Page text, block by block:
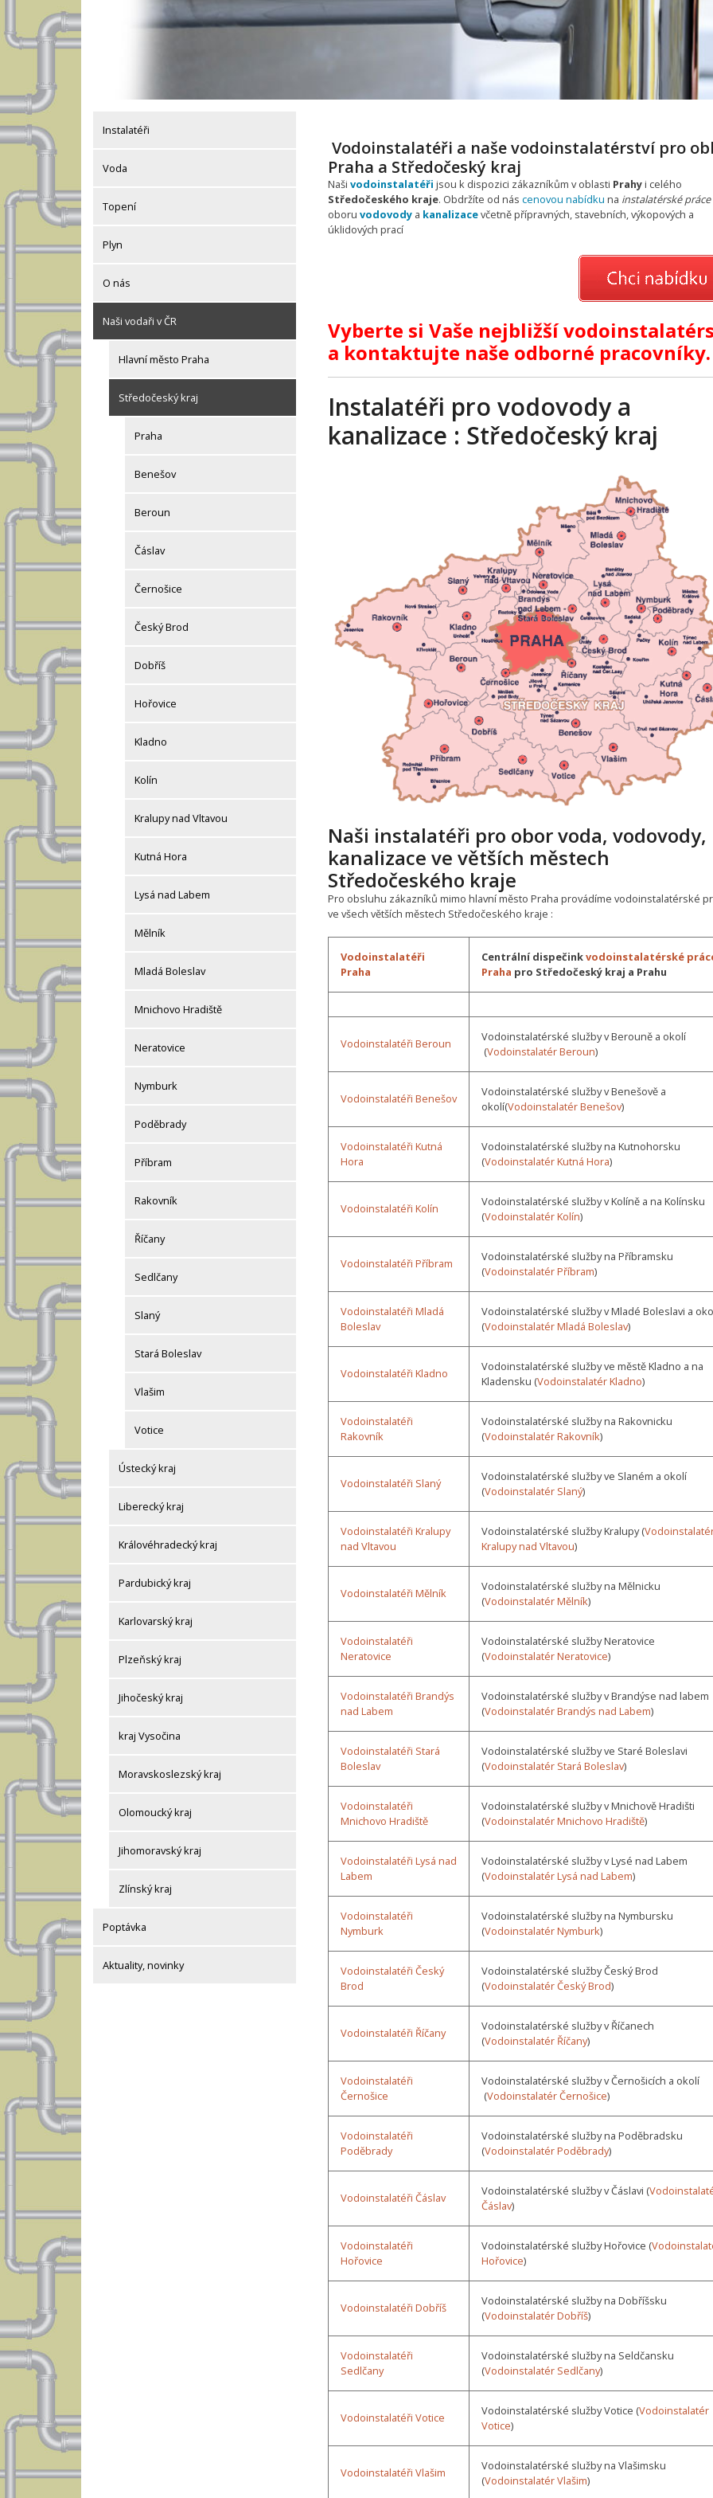
Instalatéři
Voda
Topení
Plyn
O nás
Naši vodaři v ČR
Hlavní město Praha
Středočeský kraj
Praha
Benešov
Beroun
Čáslav
Černošice
Český Brod
Dobříš
Hořovice
Kladno
Kolín
Kralupy nad Vltavou
Kutná Hora
Lysá nad Labem
Mělník
Mladá Boleslav
Mnichovo Hradiště
Neratovice
Nymburk
Poděbrady
Příbram
Rakovník
Říčany
Sedlčany
Slaný
Stará Boleslav
Vlašim
Votice
Ústecký kraj
Liberecký kraj
Královéhradecký kraj
Pardubický kraj
Karlovarský kraj
Plzeňský kraj
Jihočeský kraj
kraj Vysočina
Moravskoslezský kraj
Olomoucký kraj
Jihomoravský kraj
Zlínský kraj
Poptávka
Aktuality, novinky
Vodoinstalatéři a naše vodoinstalatérství pro
Praha a Středočeský kraj
Naši vodoinstalatéři jsou k dispozici zákazníkům v oblasti Prahyi celého
Středočeského kraje. Obdržíte od nás cenovou nabídku na instalatérské práce
oboru vodovody a kanalizacevčetně přípravných, stavebních, výkopových a
úklidových prací
Vyberte si Vaše nejbližší
a kontaktujte naše odborné pracovníky.
Instalatéři pro vodovody a
kanalizace : Středočeský kraj
Naši instalatéři pro obor voda, vodovody,
kanalizace ve větších městech
Středočeského kraje
Pro obsluhu zákazníků mimo hlavní město Praha provádíme vodoinstalatérské
ve všech větších městech Středočeského kraje :
Vodoinstalatéři
Praha
Centrální dispečinkvodoinstalatérské
Praha pro Středočeský kraj a Prahu
Vodoinstalatéři Beroun
Vodoinstalatérské služby v Berouně a okolí
(Vodoinstalatér Beroun)
Vodoinstalatéři Benešov
Vodoinstalatérské služby v Benešově a
okolí(Vodoinstalatér Benešov)
Vodoinstalatéři Kutná
Hora
Vodoinstalatérské služby na Kutnohorsku
(Vodoinstalatér Kutná Hora)
Vodoinstalatéři Kolín
Vodoinstalatérské služby v Kolíně a na Kolínsku
(Vodoinstalatér Kolín)
Vodoinstalatéři Příbram
Vodoinstalatérské služby na Příbramsku
(Vodoinstalatér Příbram)
Vodoinstalatéři Mladá
Boleslav
Vodoinstalatérské služby v Mladé Boleslavi a
(Vodoinstalatér Mladá Boleslav)
Vodoinstalatéři Kladno
Vodoinstalatérské služby ve městě Kladno a na
Kladensku (Vodoinstalatér Kladno)
Vodoinstalatéři
Rakovník
Vodoinstalatérské služby na Rakovnicku
(Vodoinstalatér Rakovník)
Vodoinstalatéři Slaný
Vodoinstalatérské služby ve Slaném a okolí
(Vodoinstalatér Slaný)
Vodoinstalatéři Kralupy
nad Vltavou
Vodoinstalatérské služby Kralupy (
Kralupy nad Vltavou)
Vodoinstalatéři Mělník
Vodoinstalatérské služby na Mělnicku
(Vodoinstalatér Mělník)
Vodoinstalatéři
Neratovice
Vodoinstalatérské služby Neratovice
(Vodoinstalatér Neratovice)
Vodoinstalatéři Brandýs
nad Labem
Vodoinstalatérské služby v Brandýse nad labem
(Vodoinstalatér Brandýs nad Labem)
Vodoinstalatéři Stará
Boleslav
Vodoinstalatérské služby ve Staré Boleslavi
(Vodoinstalatér Stará Boleslav)
Vodoinstalatéři
Mnichovo Hradiště
Vodoinstalatérské služby v Mnichově Hradišti
(Vodoinstalatér Mnichovo Hradiště)
Vodoinstalatéři Lysá nad
Labem
Vodoinstalatérské služby v Lysé nad Labem
(Vodoinstalatér Lysá nad Labem)
Vodoinstalatéři
Nymburk
Vodoinstalatérské služby na Nymbursku
(Vodoinstalatér Nymburk)
Vodoinstalatéři Český
Brod
Vodoinstalatérské služby Český Brod
(Vodoinstalatér Český Brod)
Vodoinstalatéři Říčany
Vodoinstalatérské služby v Říčanech
(Vodoinstalatér Říčany)
Vodoinstalatéři
Černošice
Vodoinstalatérské služby v Černošicích a okolí
(Vodoinstalatér Černošice)
Vodoinstalatéři
Poděbrady
Vodoinstalatérské služby na Poděbradsku
(Vodoinstalatér Poděbrady)
Vodoinstalatéři Čáslav Vodoinstalatérské služby v Čáslavi (
Čáslav)
Vodoinstalatéři
Hořovice
Vodoinstalatérské služby Hořovice (
Hořovice)
Vodoinstalatéři Dobříš
Vodoinstalatérské služby na Dobříšsku
(Vodoinstalatér Dobříš)
Vodoinstalatéři
Sedlčany
Vodoinstalatérské služby na Seldčansku
(Vodoinstalatér Sedlčany)
Vodoinstalatéři Votice Vodoinstalatérské služby Votice (Vodoinstalatér
Votice)
Vodoinstalatéři Vlašim
Vodoinstalatérské služby na Vlašimsku
(Vodoinstalatér Vlašim)